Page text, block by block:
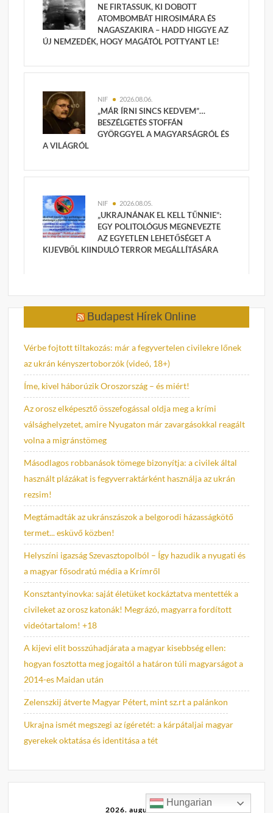
NE FIRTASSUK, KI DOBOTT
ATOMBOMBÁT HIROSIMÁRA ÉS
NAGASZAKIRA – HADD HIGGYE AZ
ÚJ NEMZEDÉK, HOGY MAGÁTÓL POTTYANT LE!
NIF 2026.08.06.
„MÁR ÍRNI SINCS KEDVEM”…
BESZÉLGETÉS STOFFÁN
GYÖRGGYEL A MAGYARSÁGRÓL ÉS
A VILÁGRÓL
NIF 2026.08.05.
„UKRAJNÁNAK EL KELL TŰNNIE”:
EGY POLITOLÓGUS MEGNEVEZTE
AZ EGYETLEN LEHETŐSÉGET A
KIJEVBŐL KIINDULÓ TERROR MEGÁLLÍTÁSÁRA
Budapest Hírek Online
Vérbe fojtott tiltakozás: már a fegyvertelen civilekre lőnek
az ukrán kényszertoborzók (videó, 18+)
Íme, kivel háborúzik Oroszország – és miért!
Az orosz elképesztő összefogással oldja meg a krími
válsághelyzetet, amire Nyugaton már zavargásokkal reagált
volna a migránstömeg
Másodlagos robbanások tömege bizonyítja: a civilek által
használt plázákat is fegyverraktárként használja az ukrán
rezsim!
Megtámadták az ukránszászok a belgorodi házasságkötő
termet... esküvő közben!
Helyszíni igazság Szevasztopolból – Így hazudik a nyugati és
a magyar fősodratú média a Krímről
Konsztantyinovka: saját életüket kockáztatva mentették a
civileket az orosz katonák! Megrázó, magyarra fordított
videótartalom! +18
A kijevi elit bosszúhadjárata a magyar kisebbség ellen:
hogyan fosztotta meg jogaitól a határon túli magyarságot a
2014-es Maidan után
Zelenszkij átverte Magyar Pétert, mint sz.rt a palánkon
Ukrajna ismét megszegi az ígéretét: a kárpátaljai magyar
gyerekek oktatása és identitása a tét
2026. augusztus
Hungarian